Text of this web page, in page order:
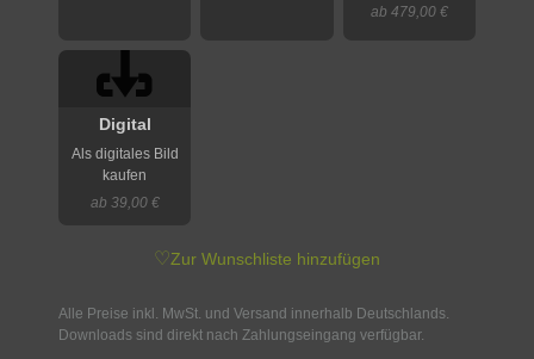
ab 479,00 €
Digital
Als digitales Bild
kaufen
ab 39,00 €
♡Zur Wunschliste hinzufügen
Alle Preise inkl. MwSt. und Versand innerhalb Deutschlands.
Downloads sind direkt nach Zahlungseingang verfügbar.